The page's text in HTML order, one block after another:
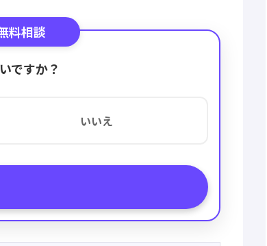
料相談
ですか？
いいえ